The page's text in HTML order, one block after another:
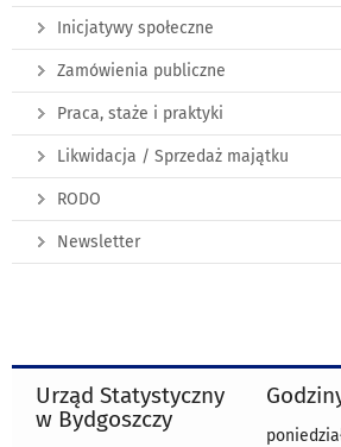
Inicjatywy społeczne
Zamówienia publiczne
Praca, staże i praktyki
Likwidacja / Sprzedaż majątku
RODO
Newsletter
Urząd Statystyczny
w Bydgoszczy